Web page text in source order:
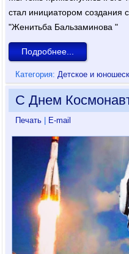
стал инициатором создания
"Женитьба Бальзаминова "
Подробнее...
Категория:Детское и
С Днем
Печать E-mail